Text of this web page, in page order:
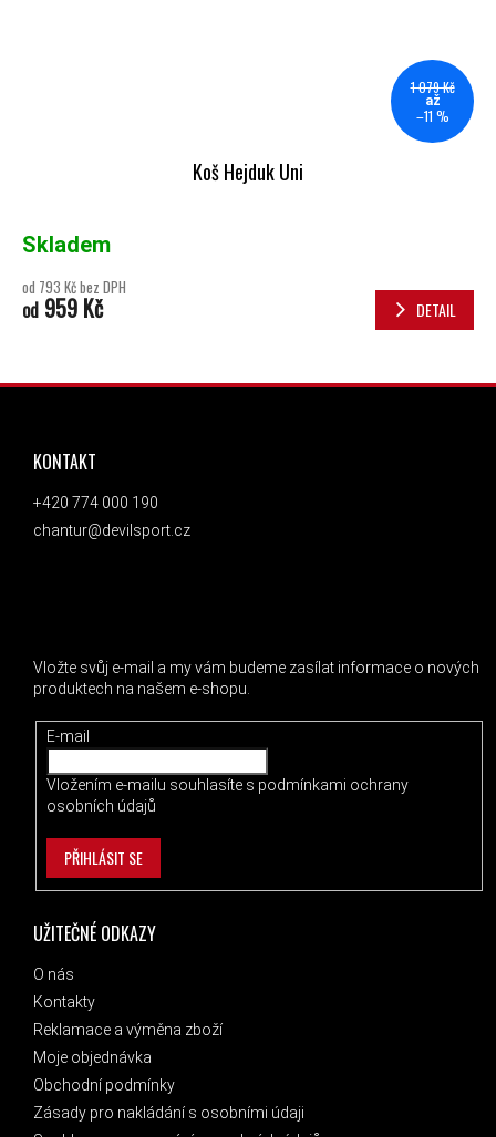
1 079 Kč
až
–11 %
Koš Hejduk Uni
Skladem
od 793 Kč bez DPH
od 959 Kč DETAIL
ZÁPATÍ
UŽITEČNÉ ODKAZY
O nás
Kontakty
Reklamace a výměna zboží
Moje objednávka
Obchodní podmínky
Zásady pro nakládání s osobními údaji
KONTAKT
+420 774 000 190
chantur@devilsport.cz
Vložte svůj e-mail a my vám budeme zasílat informace o nových
produktech na našem e-shopu.
E-mail
Vložením e-mailu souhlasíte s podmínkami ochrany
osobních údajů
PŘIHLÁSIT SE